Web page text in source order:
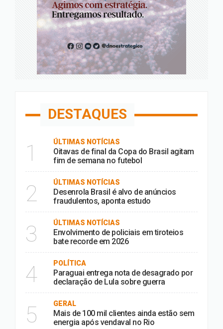
DESTAQUES
1 ÚLTIMAS NOTÍCIAS
Oitavas de final da Copa do Brasil agitam
fim de semana no futebol
2 ÚLTIMAS NOTÍCIAS
Desenrola Brasil é alvo de anúncios
fraudulentos, aponta estudo
3 ÚLTIMAS NOTÍCIAS
Envolvimento de policiais em tiroteios
bate recorde em 2026
4 POLÍTICA
Paraguai entrega nota de desagrado por
declaração de Lula sobre guerra
5 GERAL
Mais de 100 mil clientes ainda estão sem
energia após vendaval no Rio